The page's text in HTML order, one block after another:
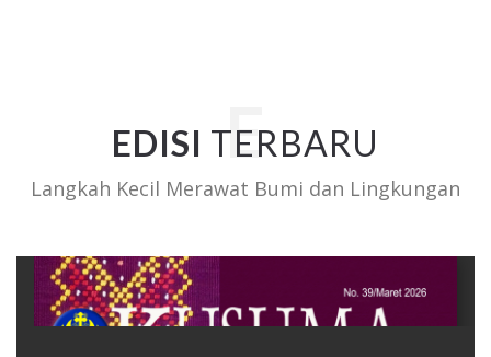
EDISI TERBARU
Langkah Kecil Merawat Bumi dan Lingkungan